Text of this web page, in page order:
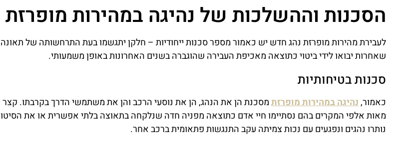
הסכנות וההשלכות של נהיגה במהירות מופרזת
לעבירת מהירות מופרזת נהג חדש יש כאמור מספר סכנות ייחודיות – חלקן יתגשמו בעת התרחשותה של
שאחרות יבואו לידי ביטוי כתוצאה מאכיפת העבירה שהוגברה בשנים האחרונות באופן משמעותי.
סכנות בטיחותיות
כאמור,נהיגה במהירות מופרזתמסכנת הן את הנהג, הן את נוסעי הרכב והן את משתמשי הדרך בקרבתו.
מאות אלפי המקרים בהם נסתיימו חיי אדם כתוצאה מפניה חדה שנלקחה בתאוצה בלתי אפשרית או את
נותרו נהגים ונפגעים עם נכות צמיתה עקב התנגשות פתאומית ברכב אחר.